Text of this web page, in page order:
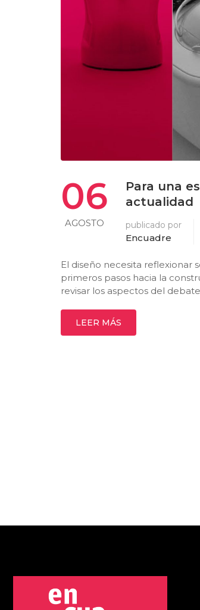
06
AGOSTO
Para una
actualidad
publicado por
Encuadre
El diseño necesita reflexionar
primeros pasos hacia la
revisar los aspectos del
LEER MÁS